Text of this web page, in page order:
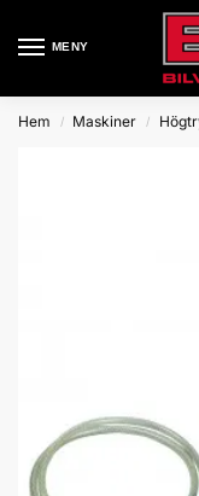
MENY
Hem / Maskiner /